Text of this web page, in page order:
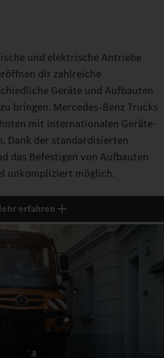
und elektrische Antriebe
dir zahlreiche
Geräte und Aufbauten
bringen. Mercedes‑Benz Trucks
mit internationalen Geräte-
Dank der standardisierten
das Befestigen von Aufbauten
unkompliziert möglich.
erfahren